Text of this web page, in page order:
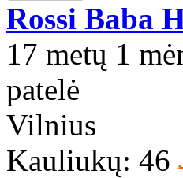
Rossi Baba
17 metų 1
patelė
Vilnius
Kauliukų: 46